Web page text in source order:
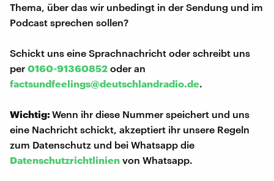
Thema, über das wir unbedingt in der Sendung und im
Podcast sprechen sollen?
Schickt uns eine Sprachnachricht oder schreibt uns
per 0160-91360852 oder an
factsundfeelings@deutschlandradio.de.
Wichtig:Wenn ihr diese Nummer speichert und uns
eine Nachricht schickt, akzeptiert ihr unsere Regeln
zum Datenschutz und bei Whatsapp die
Datenschutzrichtlinien von Whatsapp.